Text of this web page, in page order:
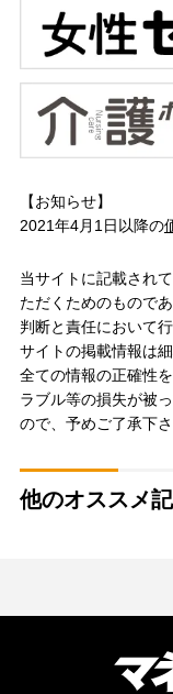
【お知らせ】
2021年4月1日以降の
当サイトに記載され
ただくためのもので
判断と責任において
サイトの掲載情報は
全ての情報の正確性
ラブル等の損失が被
ので、予めご了承下さ
他のオススメ